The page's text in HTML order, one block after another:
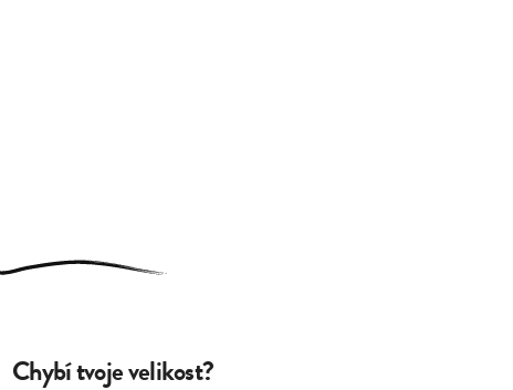
Chybí tvoje velikost?